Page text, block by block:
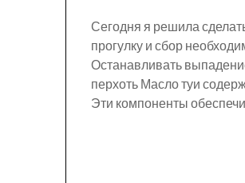
Сегодня я решила
прогулку и сбор
Останавливать
перхоть Масло туи
Эти компоненты